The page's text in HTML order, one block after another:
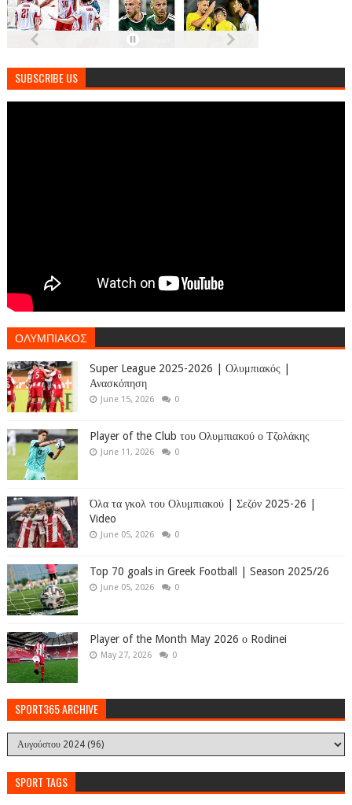
SUBSCRIBE US
ΟΛΥΜΠΙΑΚΟΣ
Super League 2025-2026 | Ολυμπιακός |
Ανασκόπηση
June 15, 2026 0
Player of the Club του Ολυμπιακού ο Τζολάκης
June 11, 2026 0
Όλα τα γκολ του Ολυμπιακού | Σεζόν 2025-26 |
Video
June 05, 2026 0
Top 70 goals in Greek Football | Season 2025/26
June 05, 2026 0
Player of the Month May 2026 ο Rodinei
May 27, 2026 0
SPORT365 ARCHIVE
SPORT TAGS